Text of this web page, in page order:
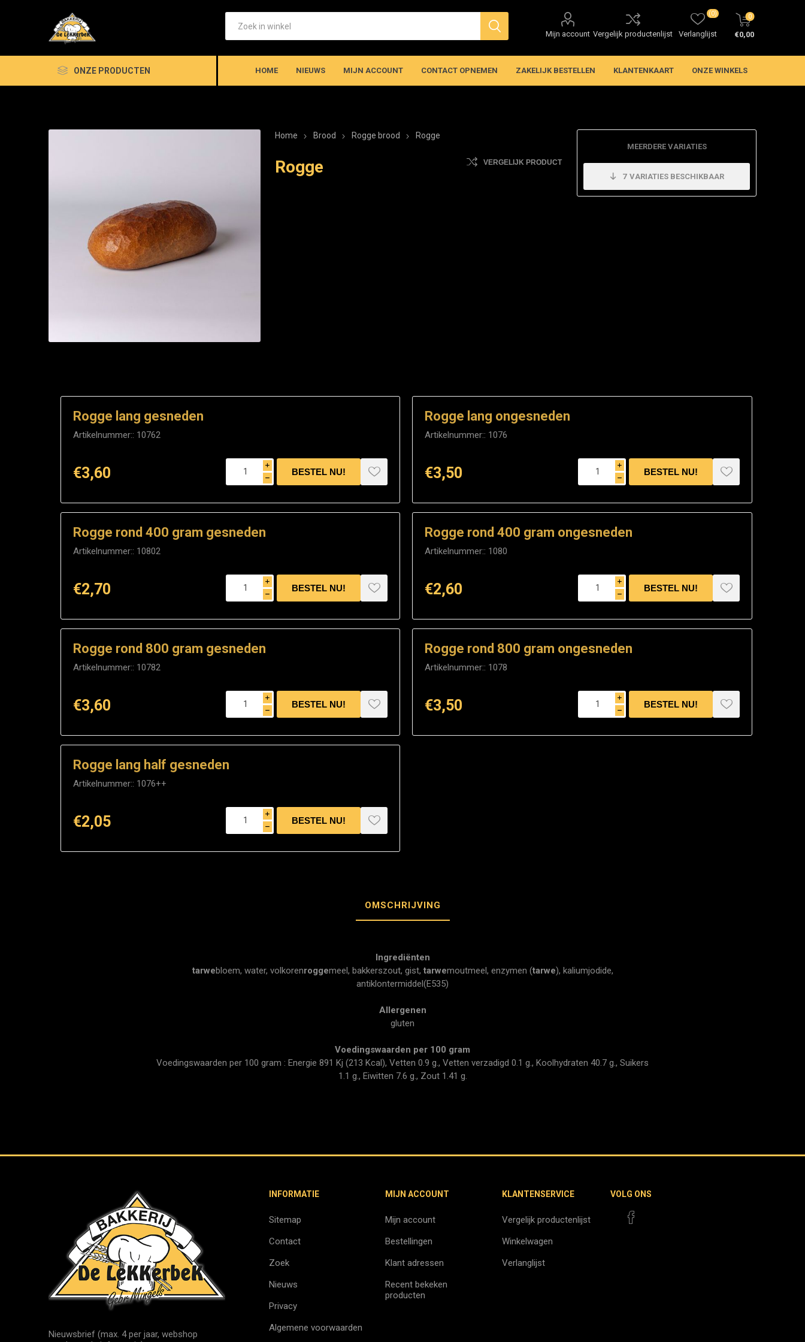
Mijn account Vergelijk productenlijst Verlanglijst
(0) 0
€0,00
ONZE PRODUCTEN HOME NIEUWS MIJN ACCOUNT CONTACT OPNEMEN ZAKELIJK BESTELLEN KLANTENKAART ONZE WINKELS
Home Brood Rogge brood Rogge
Rogge VERGELIJK PRODUCT
MEERDERE VARIATIES
7 VARIATIES BESCHIKBAAR
Rogge lang gesneden
Artikelnummer:: 10762
€3,60 i
h
Rogge lang ongesneden
Artikelnummer:: 1076
€3,50 i
h
Rogge rond 400 gram gesneden
Artikelnummer:: 10802
€2,70 i
h
Rogge rond 400 gram ongesneden
Artikelnummer:: 1080
€2,60 i
h
Rogge rond 800 gram gesneden
Artikelnummer:: 10782
€3,60 i
h
Rogge rond 800 gram ongesneden
Artikelnummer:: 1078
€3,50 i
h
Rogge lang half gesneden
Artikelnummer:: 1076++
€2,05 i
h
OMSCHRIJVING
Ingrediënten
tarwebloem, water, volkorenroggemeel, bakkerszout, gist, tarwemoutmeel, enzymen (tarwe), kaliumjodide,
antiklontermiddel(E535)
Allergenen
gluten
Voedingswaarden per 100 gram
Voedingswaarden per 100 gram : Energie 891 Kj (213 Kcal), Vetten 0.9 g., Vetten verzadigd 0.1 g., Koolhydraten 40.7 g., Suikers
1.1 g., Eiwitten 7.6 g., Zout 1.41 g.
Nieuwsbrief (max. 4 per jaar, webshop
INFORMATIE
Sitemap
Contact
Zoek
Nieuws
Privacy
Algemene voorwaarden
MIJN ACCOUNT
Mijn account
Bestellingen
Klant adressen
Recent bekeken
producten
KLANTENSERVICE
Vergelijk productenlijst
Winkelwagen
Verlanglijst
VOLG ONS